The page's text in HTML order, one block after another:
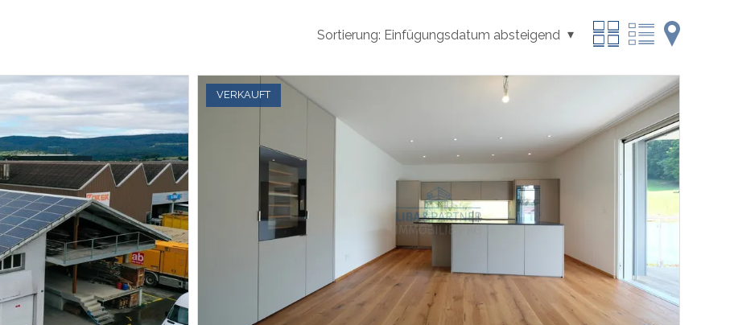
Sortierung: Einfügungsdatum absteigend
VERKAUFT